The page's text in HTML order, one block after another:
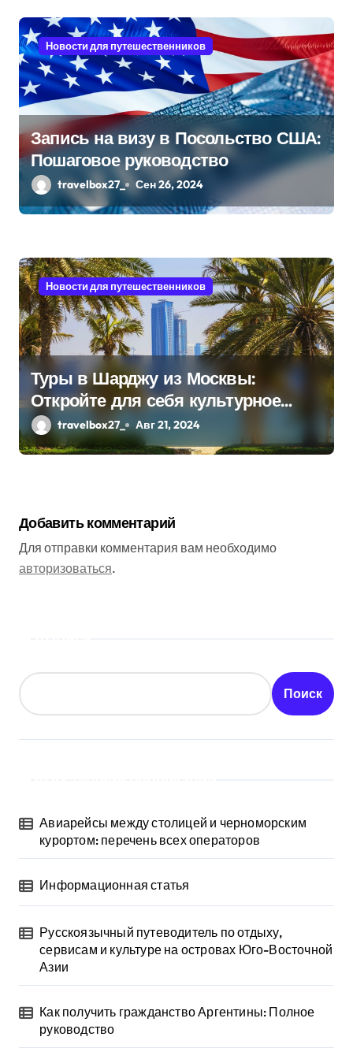
с
я
м
Новости для путешественников
Запись на визу в Посольство США:
Пошаговое руководство
travelbox27_ Сен 26, 2024
Новости для путешественников
Туры в Шарджу из Москвы:
Откройте для себя культурное
сердце ОАЭ
travelbox27_ Авг 21, 2024
Добавить комментарий
Для отправки комментария вам необходимо
авторизоваться.
Поиск
Авиарейсы между столицей и черноморским
курортом: перечень всех операторов
Информационная статья
Русскоязычный путеводитель по отдыху,
сервисам и культуре на островах Юго-Восточной
Азии
Как получить гражданство Аргентины: Полное
руководство